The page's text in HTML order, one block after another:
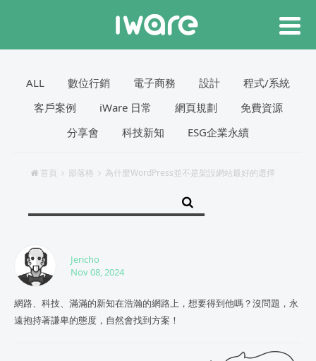
ALL 數位行銷 電子商務 設計
程式/系統
客戶案例
iWare 日常 網頁規劃
免費資源
分享會
科技新知 ESG企業永續
首頁 部落格 為什麼WordPress並不是架設網站最好的選擇
Jericho
Nov 08, 2024
網路、科技、滿滿的新知在浩瀚的網路上，想要得到他嗎？沒問題，永
遠抱持著謙卑的態度，自然會找到方案！